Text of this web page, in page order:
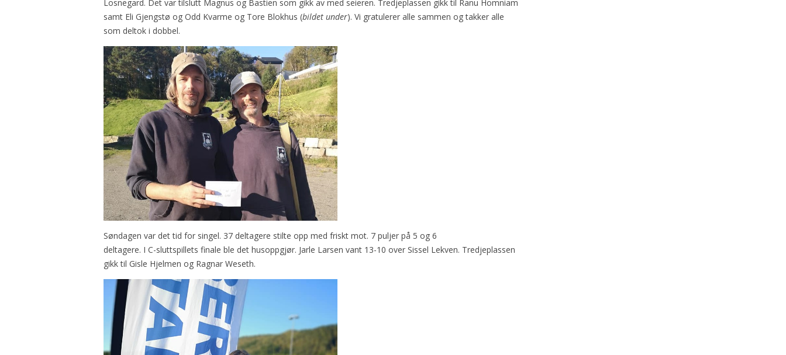
Losnegard. Det var tilslutt Magnus og Bastien som gikk av med seieren. Tredjeplassen gikk til Ranu Homniam
samt Eli Gjengstø og Odd Kvarme og Tore Blokhus (bildet under). Vi gratulerer alle sammen og takker alle
som deltok i dobbel.
Søndagen var det tid for singel. 37 deltagere stilte opp med friskt mot. 7 puljer på 5 og 6
deltagere. I C-sluttspillets finale ble det husoppgjør. Jarle Larsen vant 13-10 over Sissel Lekven. Tredjeplassen
gikk til Gisle Hjelmen og Ragnar Weseth.